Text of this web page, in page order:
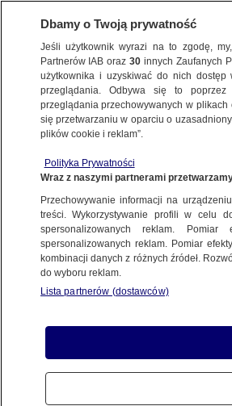
WARSZAWA
OKOLICE
zatrzymania miał przy
22.10.2025, 12:25
Posłuchaj artykułu
Czyta lektor AI
Dbamy o Twoją prywatność
Jeśli użytkownik wyrazi na to zgodę,
Partnerów IAB oraz30 innych Zaufanych
użytkownika i uzyskiwać do nich
przeglądania. Odbywa się to
przeglądania przechowywanych w
się przetwarzaniu w oparciu o
plików cookie i reklam”.
Polityka Prywatności
Wraz z naszymi partnerami
Przechowywanie informacji na
treści. Wykorzystywanie profili w celu
spersonalizowanych reklam.
spersonalizowanych reklam. Pomiar
kombinacji danych z różnych źródeł.
do wyboru reklam.
Lista partnerów (dostawców)